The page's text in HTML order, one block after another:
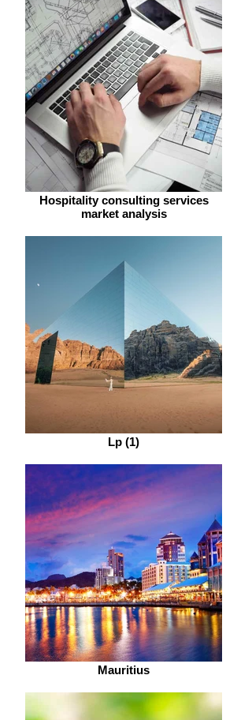
Hospitality consulting services
market analysis
Lp (1)
Mauritius